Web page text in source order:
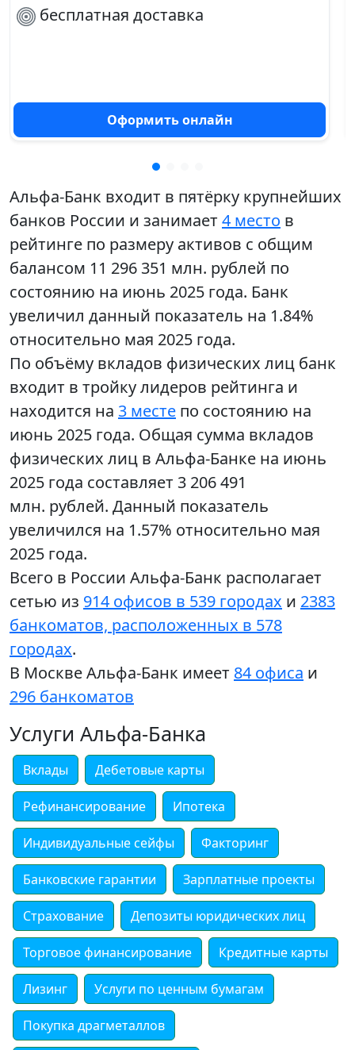
бесплатная доставка
Оформить онлайн
Альфа-Банк входит в пятёрку крупнейших
банков России и занимает 4 место в
рейтинге по размеру активов с общим
балансом 11 296 351 млн. рублей по
состоянию на июнь 2025 года. Банк
увеличил данный показатель на 1.84%
относительно мая 2025 года.
По объёму вкладов физических лиц банк
входит в тройку лидеров рейтинга и
находится на 3 месте по состоянию на
июнь 2025 года. Общая сумма вкладов
физических лиц в Альфа-Банке на июнь
2025 года составляет 3 206 491
млн. рублей. Данный показатель
увеличился на 1.57% относительно мая
2025 года.
Всего в России Альфа-Банк располагает
сетью из 914 офисов в 539 городах и 2383
банкоматов, расположенных в 578
городах.
В Москве Альфа-Банк имеет 84 офиса и
296 банкоматов
Услуги Альфа-Банка
Вклады Дебетовые карты
Рефинансирование Ипотека
Индивидуальные сейфы Факторинг
Банковские гарантии Зарплатные проекты
Страхование Депозиты юридических лиц
Торговое финансирование Кредитные карты
Лизинг Услуги по ценным бумагам
Покупка драгметаллов